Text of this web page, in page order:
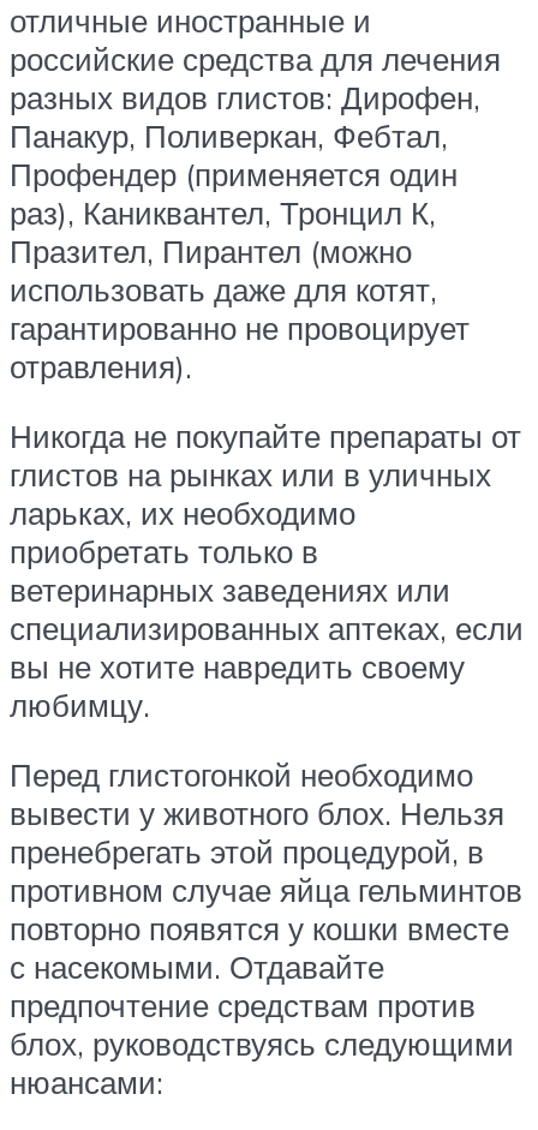
отличные иностранные и
российские средства для лечения
разных видов глистов: Дирофен,
Панакур, Поливеркан, Фебтал,
Профендер (применяется один
раз), Каниквантел, Тронцил К,
Празител, Пирантел (можно
использовать даже для котят,
гарантированно не провоцирует
отравления).
Никогда не покупайте препараты от
глистов на рынках или в уличных
ларьках, их необходимо
приобретать только в
ветеринарных заведениях или
специализированных аптеках, если
вы не хотите навредить своему
любимцу.
Перед глистогонкой необходимо
вывести у животного блох. Нельзя
пренебрегать этой процедурой, в
противном случае яйца гельминтов
повторно появятся у кошки вместе
с насекомыми. Отдавайте
предпочтение средствам против
блох, руководствуясь следующими
нюансами: